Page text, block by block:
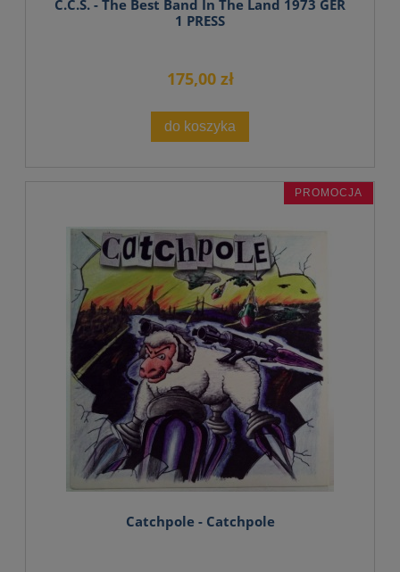
C.C.S. - The Best Band In The Land 1973 GER
1 PRESS
175,00 zł
do koszyka
Catchpole - Catchpole
PROMOCJA